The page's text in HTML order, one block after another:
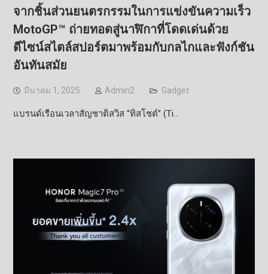
จากชิ้นส่วนยนตรกรรมในการแข่งขันความเร็ว
MotoGP™ ถ่ายทอดสู่นาฬิกาที่โดดเด่นด้วย
ดีไซน์สไตล์สปอร์ตมาพร้อมกับกลไกและฟังก์ชัน
อันทันสมัย
มีนาคม 1, 2025 Admin2 Gadget
แบรนด์เรือนเวลาสัญชาติสวิส “ทิสโชต์” (Ti…